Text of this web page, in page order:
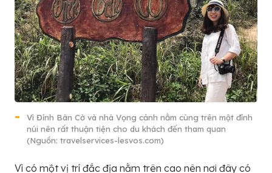
Vì Đỉnh Bàn Cờ và nhà Vọng cảnh nằm cùng trên một đỉnh
núi nên rất thuận tiện cho du khách đến tham quan
(Nguồn: travelservices-lesvos.com)
Vì có một vị trí đắc địa nằm trên cao nên nơi đây có